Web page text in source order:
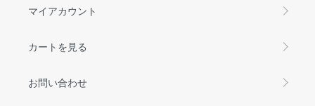
マイアカウント
カートを見る
お問い合わせ